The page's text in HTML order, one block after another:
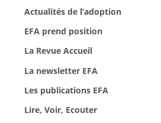
Actualités de l’adoption
EFA prend position
La Revue Accueil
La newsletter EFA
Les publications EFA
Lire, Voir, Ecouter